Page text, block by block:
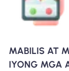
MABILIS AT
IYONG MGA